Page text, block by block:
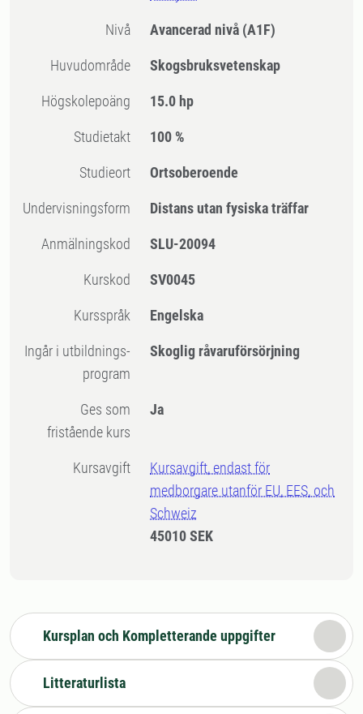
Nivå Avancerad nivå (A1F)
Huvudområde Skogsbruksvetenskap
högskolepoäng 15.0 hp
Studietakt 100 %
Studieort Ortsoberoende
Undervisningsform Distans utan fysiska träffar
Anmälningskod SLU-20094
Kurskod SV0045
Kursspråk Engelska
Ingår i utbildnings-
program
Skoglig råvaruförsörjning
Ges som
fristående kurs
Ja
Kursavgift
Kursavgift, endast för
medborgare utanför EU, EES, och
Schweiz
45010 SEK
Kursplan och Kompletterande uppgifter
Litteraturlista